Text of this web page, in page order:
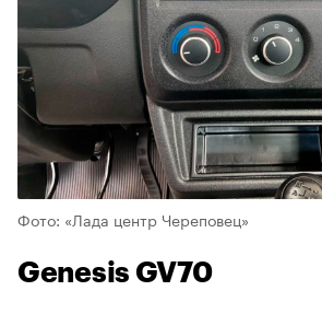
Фото: «Лада центр Череповец»
Genesis GV70